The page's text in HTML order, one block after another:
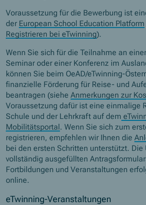
Voraussetzung für die Bewerbung ist
der European School Education Platform
Registrieren bei eTwinning).
Wenn Sie sich für die Teilnahme an
Seminar oder einer Konferenz im
können Sie beim OeAD/eTwinning-
finanzielle Förderung für Reise- und
beantragen (sieheAnmerkungen zur
Voraussetzung dafür ist eine einmalige
Schule und der Lehrkraft auf dem
Mobilitätsportal. Wenn Sie sich zum
registrieren, empfehlen wir Ihnen die
bei den ersten Schritten unterstützt. Die
vollständig ausgefüllten
Fortbildungen und Veranstaltungen
online.
eTwinning-Veranstaltungen